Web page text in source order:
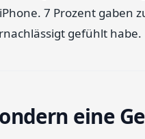
7 Prozent gaben
gefühlt habe.
eine